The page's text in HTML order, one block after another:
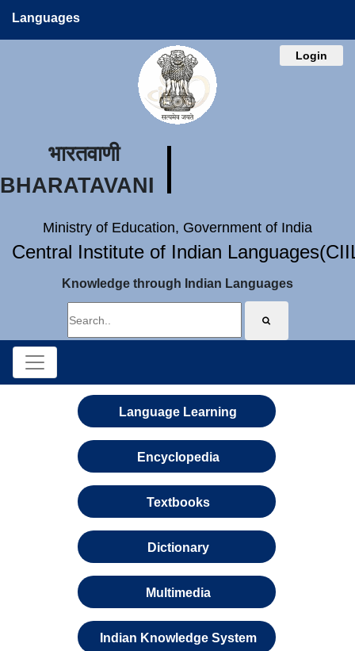
Languages
Login
भारतवाणी
BHARATAVANI
Ministry of Education, Government of India
Central Institute of Indian
Knowledge through Indian Languages
Language Learning
Encyclopedia
Textbooks
Dictionary
Multimedia
Indian Knowledge System